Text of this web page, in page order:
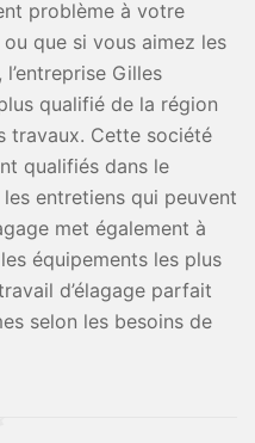
problème à votre
que si vous aimez les
Gilles
qualifié de la région
travaux. Cette société
qualifiés dans le
entretiens qui peuvent
met également à
équipements les plus
d’élagage parfait
selon les besoins de